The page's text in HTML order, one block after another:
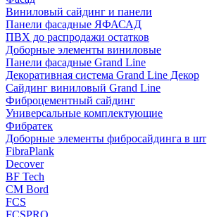
Виниловый сайдинг и панели
Панели фасадные ЯФАСАД
ПВХ до распродажи остатков
Доборные элементы виниловые
Панели фасадные Grand Line
Декоративная система Grand Line Декор
Сайдинг виниловый Grand Line
Фиброцементный сайдинг
Универсальные комплектующие
Фибратек
Доборные элементы фибросайдинга в шт
FibraPlank
Decover
BF Tech
CM Bord
FCS
FCSPRO